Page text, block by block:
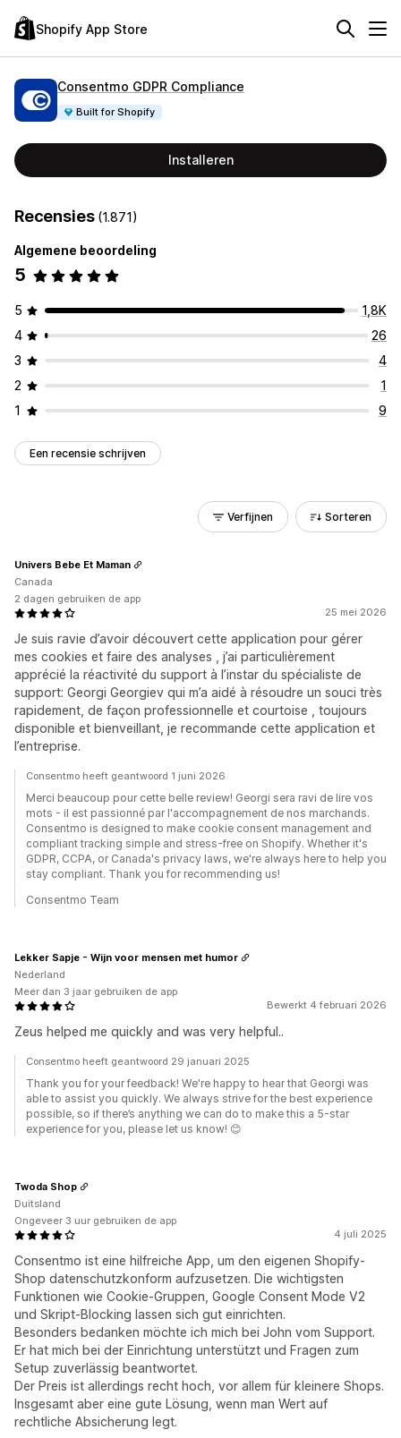
Shopify App Store
Consentmo GDPR Compliance
Built for Shopify
Installeren
Recensies (1.871)
Algemene beoordeling
5
5
1,8K
4
26
3
4
2
1
1
9
Een recensie schrijven
Verfijnen Sorteren
25 mei 2026
Je suis ravie d’avoir découvert cette application pour gérer
mes cookies et faire des analyses , j’ai particulièrement
apprécié la réactivité du support à l’instar du spécialiste de
support: Georgi Georgiev qui m’a aidé à résoudre un souci très
rapidement, de façon professionnelle et courtoise , toujours
disponible et bienveillant, je recommande cette application et
l’entreprise.
Univers Bebe Et Maman
Canada
2 dagen gebruiken de app
Consentmo heeft geantwoord 1 juni 2026
Merci beaucoup pour cette belle review! Georgi sera ravi de lire vos
mots - il est passionné par l'accompagnement de nos marchands.
Consentmo is designed to make cookie consent management and
compliant tracking simple and stress-free on Shopify. Whether it's
GDPR, CCPA, or Canada's privacy laws, we're always here to help you
stay compliant. Thank you for recommending us!
Consentmo Team
Bewerkt 4 februari 2026
Zeus helped me quickly and was very helpful..
Lekker Sapje - Wijn voor mensen met humor
Nederland
Meer dan 3 jaar gebruiken de app
Consentmo heeft geantwoord 29 januari 2025
Thank you for your feedback! We're happy to hear that Georgi was
able to assist you quickly. We always strive for the best experience
possible, so if there’s anything we can do to make this a 5-star
experience for you, please let us know! 😊
4 juli 2025
Consentmo ist eine hilfreiche App, um den eigenen Shopify-
Shop datenschutzkonform aufzusetzen. Die wichtigsten
Funktionen wie Cookie-Gruppen, Google Consent Mode V2
und Skript-Blocking lassen sich gut einrichten.
Besonders bedanken möchte ich mich bei John vom Support.
Er hat mich bei der Einrichtung unterstützt und Fragen zum
Setup zuverlässig beantwortet.
Der Preis ist allerdings recht hoch, vor allem für kleinere Shops.
Insgesamt aber eine gute Lösung, wenn man Wert auf
rechtliche Absicherung legt.
Twoda Shop
Duitsland
Ongeveer 3 uur gebruiken de app